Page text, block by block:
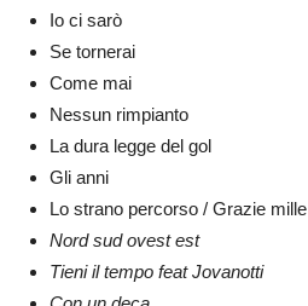
Io ci sarò
Se tornerai
Come mai
Nessun rimpianto
La dura legge del gol
Gli anni
Lo strano percorso / Grazie mille
Nord sud ovest est
Tieni il tempo feat Jovanotti